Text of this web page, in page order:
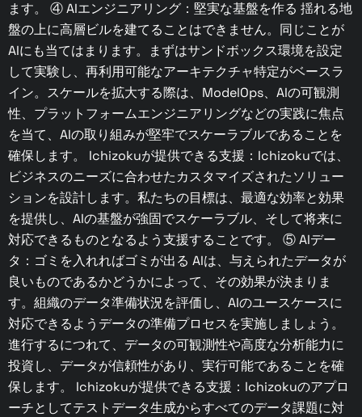
ます。 ④ AIエンジニアリング：堅実な基盤を作る 揺れる地
盤の上に高層ビルを建てることはできません。同じことが
AIにも当てはまります。まずはサンドボックス環境を設定
して実験し、再利用可能なアーキテクチャ特定がベースラ
イン。スケールを拡大する際は、ModelOps、AIの可観測
性、プラットフォームエンジニアリングなどの実践に焦点
を当て、AIの取り組みが堅牢でスケーラブルであることを
確保します。 Ichizokuが提供できる支援：Ichizokuでは、
ビジネスのニーズに合わせたカスタマイズされたソリュー
ションを設計します。私たちの目標は、最適な効率と効果
を提供し、AIの基盤が強固でスケーラブル、そして将来に
対応できるものとなるよう支援することです。 ⑤ AIデー
タ：ゴミを入れればゴミが出る AIは、与えられたデータが
良いものであるかどうかによって、その効果が決まりま
す。組織のデータ準備状況を評価し、AIのユースケースに
対応できるようデータの準備プロセスを実施しましょう。
進行するにつれて、データの可観測性や高度な分析能力に
投資し、データが信頼性があり、実行可能であることを確
保します。 Ichizokuが提供できる支援：Ichizokuのアプロ
ーチとしてテストデータ生成からすべてのデータ課題に対